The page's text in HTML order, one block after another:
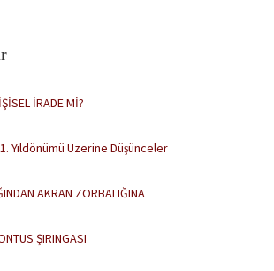
İRADE Mİ?
Yıldönümü Üzerine Düşünceler
AKRAN ZORBALIĞINA
ŞIRINGASI